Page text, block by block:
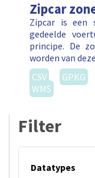
Zipcar
Zipcar is een
gedeelde
principe. De
worden van
CSV
GPKG
WMS
Filter
Datatypes